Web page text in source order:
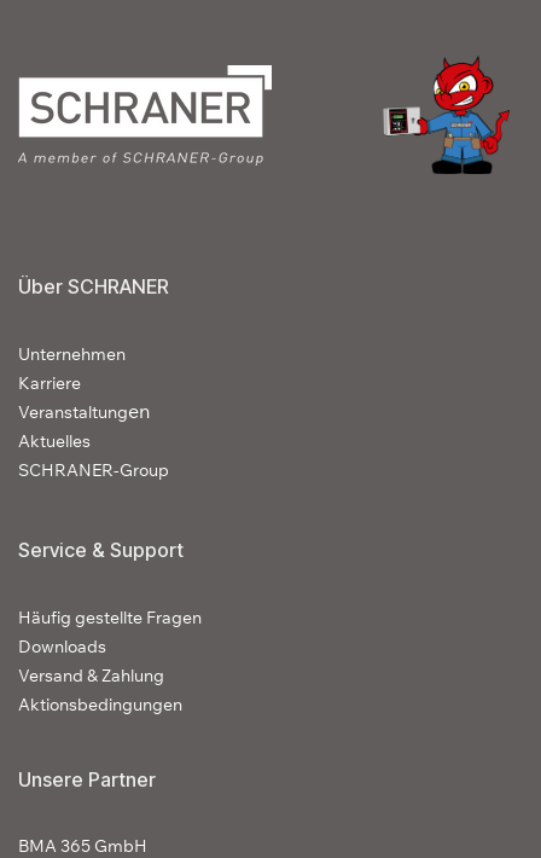
Über SCHRANER
Unternehmen
Karriere
Veranstaltungen
Aktuelles
SCHRANER-Group
Service & Support
Häufig gestellte Fragen
Downloads
Versand & Zahlung
Aktionsbedingungen
Unsere Partner
BMA 365 GmbH